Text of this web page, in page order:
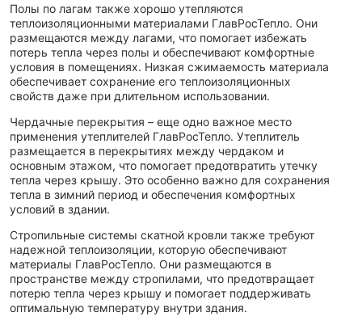
Полы по лагам также хорошо утепляются
теплоизоляционными материалами ГлавРосТепло. Они
размещаются между лагами, что помогает избежать
потерь тепла через полы и обеспечивают комфортные
условия в помещениях. Низкая сжимаемость материала
обеспечивает сохранение его теплоизоляционных
свойств даже при длительном использовании.
Чердачные перекрытия – еще одно важное место
применения утеплителей ГлавРосТепло. Утеплитель
размещается в перекрытиях между чердаком и
основным этажом, что помогает предотвратить утечку
тепла через крышу. Это особенно важно для сохранения
тепла в зимний период и обеспечения комфортных
условий в здании.
Стропильные системы скатной кровли также требуют
надежной теплоизоляции, которую обеспечивают
материалы ГлавРосТепло. Они размещаются в
пространстве между стропилами, что предотвращает
потерю тепла через крышу и помогает поддерживать
оптимальную температуру внутри здания.